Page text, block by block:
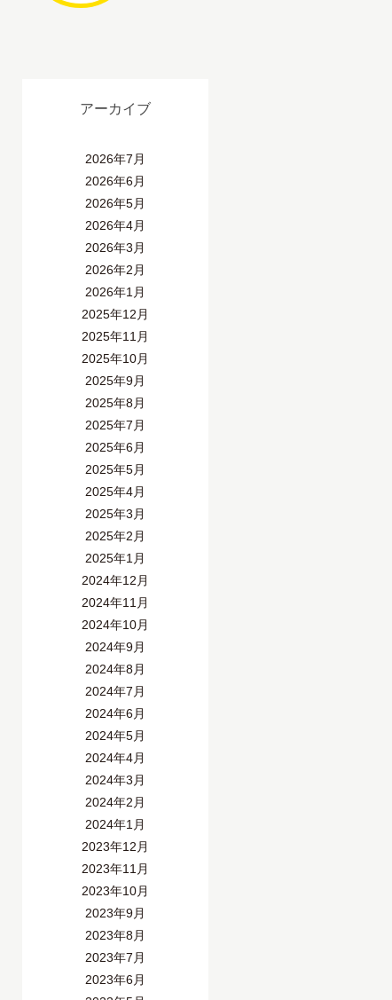
アーカイブ
2026年7月
2026年6月
2026年5月
2026年4月
2026年3月
2026年2月
2026年1月
2025年12月
2025年11月
2025年10月
2025年9月
2025年8月
2025年7月
2025年6月
2025年5月
2025年4月
2025年3月
2025年2月
2025年1月
2024年12月
2024年11月
2024年10月
2024年9月
2024年8月
2024年7月
2024年6月
2024年5月
2024年4月
2024年3月
2024年2月
2024年1月
2023年12月
2023年11月
2023年10月
2023年9月
2023年8月
2023年7月
2023年6月